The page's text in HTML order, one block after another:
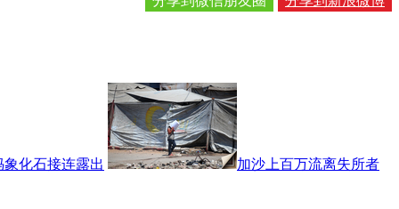
化石接连露出 加沙上百万流离失所者